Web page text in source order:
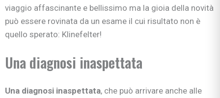
viaggio affascinante e bellissimo ma la gioia della novità
può essere rovinata da un esame il cui risultato non è
quello sperato: Klinefelter!
Una diagnosi inaspettata
Una diagnosi inaspettata, che può arrivare anche alle